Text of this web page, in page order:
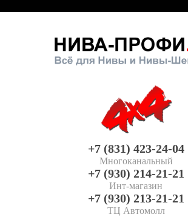
+7 (831) 423-24-04
Многоканальный
+7 (930) 214-21-21
Инт-магазин
+7 (930) 213-21-21
ТЦ Автомолл